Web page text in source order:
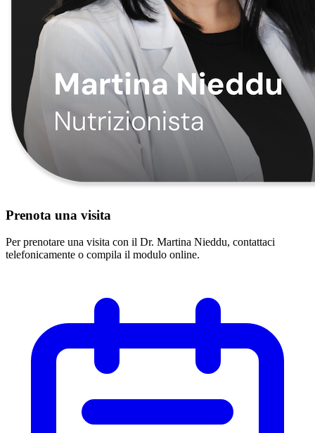
Prenota una visita
Per prenotare una visita con il Dr. Martina Nieddu, contattaci
telefonicamente o compila il modulo online.